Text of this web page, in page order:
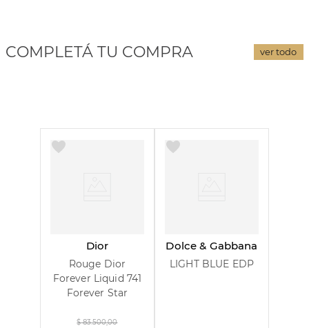
COMPLETÁ TU COMPRA ver todo
Dior
Rouge Dior
Forever Liquid 741
Forever Star
$ 83.500,00
Dolce & Gabbana
LIGHT BLUE EDP